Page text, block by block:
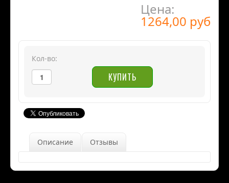
Цена:
1264,00 руб
Кол-во:
Описание Отзывы